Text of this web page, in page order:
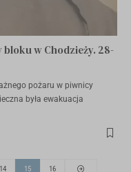
bloku w Chodzieży. 28-
pożaru w piwnicy
była ewakuacja
14 15 16